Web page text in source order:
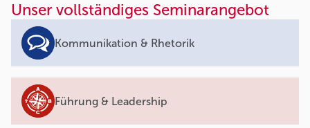
Unser vollständiges Seminarangebot
Kommunikation & Rhetorik
Führung & Leadership